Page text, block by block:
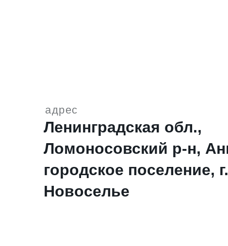
адрес
Ленинградская обл.,
Ломоносовский р-н,
городское поселение,
Новоселье